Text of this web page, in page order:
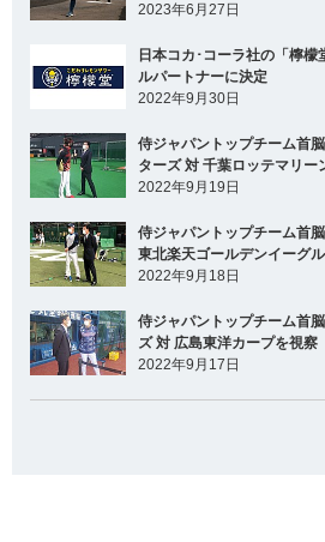
2023年6月27日
日本コカ･コーラ社の「檸
ルパートナーに決定
2022年9月30日
侍ジャパントップチーム首
ターズ 対 千葉ロッテマリー
2022年9月19日
侍ジャパントップチーム首
東北楽天ゴールデンイーグ
2022年9月18日
侍ジャパントップチーム首
ズ 対 広島東洋カープを視察
2022年9月17日